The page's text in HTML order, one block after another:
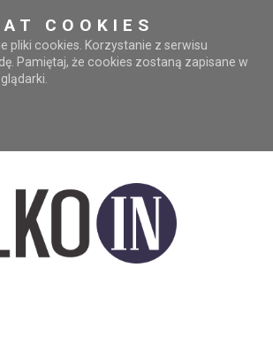
COOKIES
pliki cookies. Korzystanie z serwisu
Pamiętaj, że cookies zostaną zapisane w